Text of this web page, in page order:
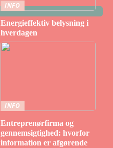
INFO
Energieffektiv belysning i
hverdagen
INFO
Entreprenørfirma og
gennemsigtighed: hvorfor
information er afgørende